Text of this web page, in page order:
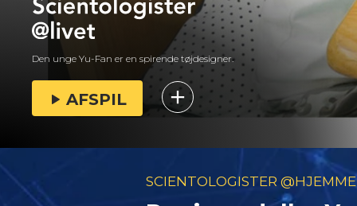
Den unge Yu-Fan er en spirende tøjdesigner.
AFSPIL
SCIENTOLOGISTER @HJEMME